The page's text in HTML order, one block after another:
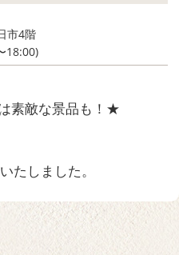
市4階
18:00)
素敵な景品も！★
たしました。